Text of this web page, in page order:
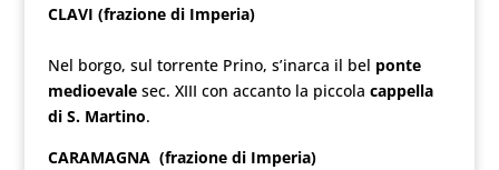
CLAVI (frazione di Imperia)
Nel borgo, sul torrente Prino, s’inarca il bel ponte
medioevalesec. XIII con accanto la piccola cappella
di S. Martino.
CARAMAGNA (frazione di Imperia)